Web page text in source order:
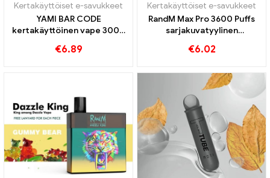
Kertakäyttöiset e-savukkeet
YAMI BAR CODE
kertakäyttöinen vape 3000
€6.89
Kertakäyttöiset e-savukkeet
RandM Max Pro 3600 Puffs
sarjakuvatyylinen
€6.02